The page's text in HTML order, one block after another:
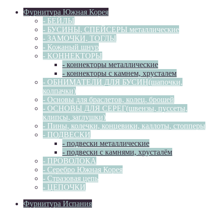
Фурнитура Южная Корея
- БЕЙЛЫ
- БУСИНЫ, СПЕЙСЕРЫ металлические
- ЗАМОЧКИ, ТОГЛЫ
- Кожаный шнур
- КОННЕКТОРЫ
- коннекторы металлические
- коннекторы с камнем, хрусталем
- ОБНИМАТЕЛИ ДЛЯ БУСИН(шапочки,
колпачки)
- Основы для браслетов, колец, брошей
- ОСНОВЫ ДЛЯ СЕРЕГ(швензы, пуссеты,
клипсы, заглушки)
- Пины, колечки, концевики, каллоты, стопперы
- ПОДВЕСКИ
- подвески металлические
- подвески с камнями, хрусталём
- ПРОВОЛОКА
- Серебро Южная Корея
- Стразовая цепь
- ЦЕПОЧКИ
Фурнитура Испания